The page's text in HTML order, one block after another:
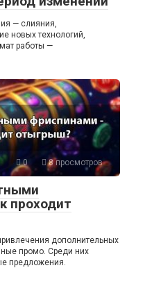
— слияния,
новых технологий,
работы —
0
8 просмотров
проходит
дополнительных
промо. Среди них
предложения.